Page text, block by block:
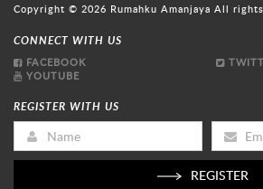
Copyright © 2026 Rumahku Amanjaya All
CONNECT WITH US
FACEBOOK
YOUTUBE
REGISTER WITH US
REGISTER